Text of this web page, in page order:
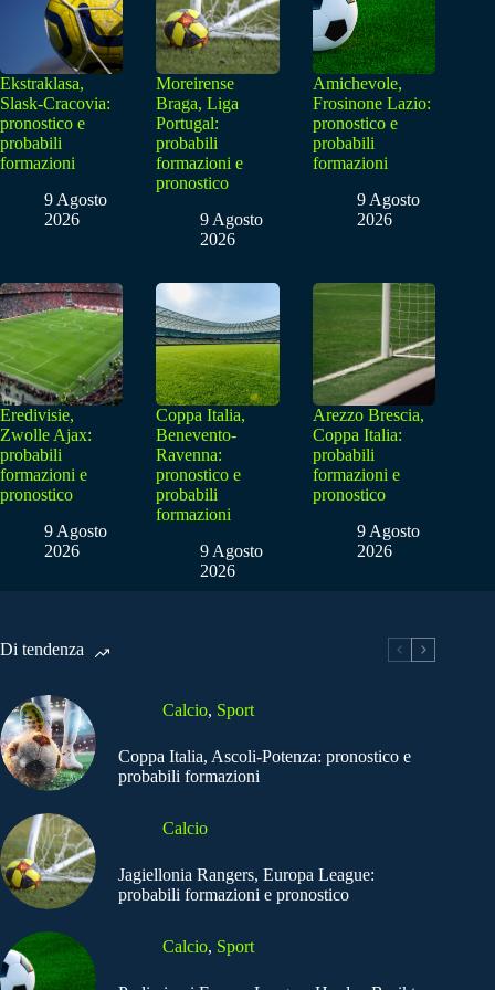
Ekstraklasa,
Slask-Cracovia:
pronostico e
probabili
formazioni
9 Agosto
2026
Moreirense
Braga, Liga
Portugal:
probabili
formazioni e
pronostico
9 Agosto
2026
Amichevole,
Frosinone Lazio:
pronostico e
probabili
formazioni
9 Agosto
2026
Eredivisie,
Zwolle Ajax:
probabili
formazioni e
pronostico
9 Agosto
2026
Coppa Italia,
Benevento-
Ravenna:
pronostico e
probabili
formazioni
9 Agosto
2026
Arezzo Brescia,
Coppa Italia:
probabili
formazioni e
pronostico
9 Agosto
2026
Di tendenza
Calcio, Sport
Coppa Italia, Ascoli-Potenza: pronostico e
probabili formazioni
Calcio
Jagiellonia Rangers, Europa League:
probabili formazioni e pronostico
Calcio, Sport